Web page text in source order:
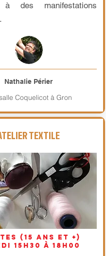
à des manifestations
Nathalie Périer
Coquelicot à Gron
TEXTILE
(15 ans et +)
15h30 à 18h00